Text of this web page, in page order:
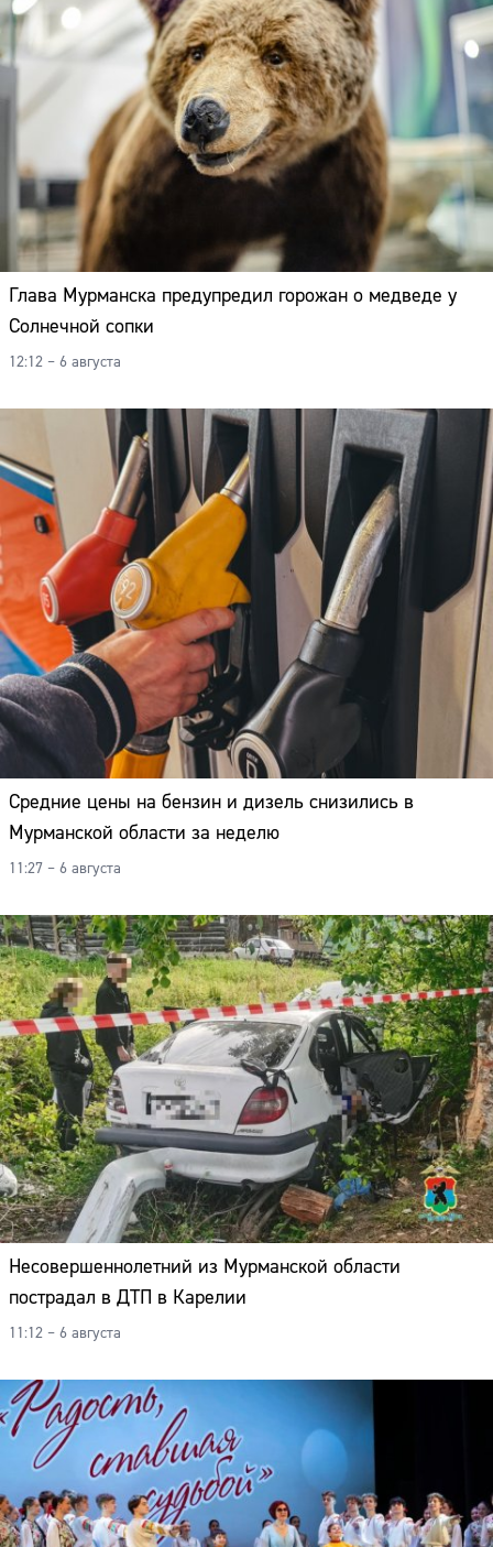
Глава Мурманска предупредил горожан о медведе у
Солнечной сопки
12:12 – 6 августа
Средние цены на бензин и дизель снизились в
Мурманской области за неделю
11:27 – 6 августа
Несовершеннолетний из Мурманской области
пострадал в ДТП в Карелии
11:12 – 6 августа